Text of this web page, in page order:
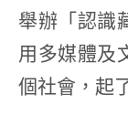
舉辦「認識
用多媒體及
個社會，起